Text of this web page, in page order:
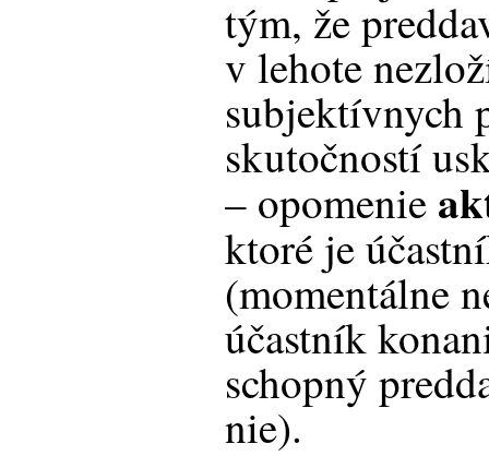
tým, že
v lehote
subjektívnych
skutočností
– opomenie
ktoré je
(momentálne
účastník
schopný
nie).